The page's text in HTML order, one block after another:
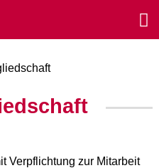
Verpflichtung zur Mitarbeit